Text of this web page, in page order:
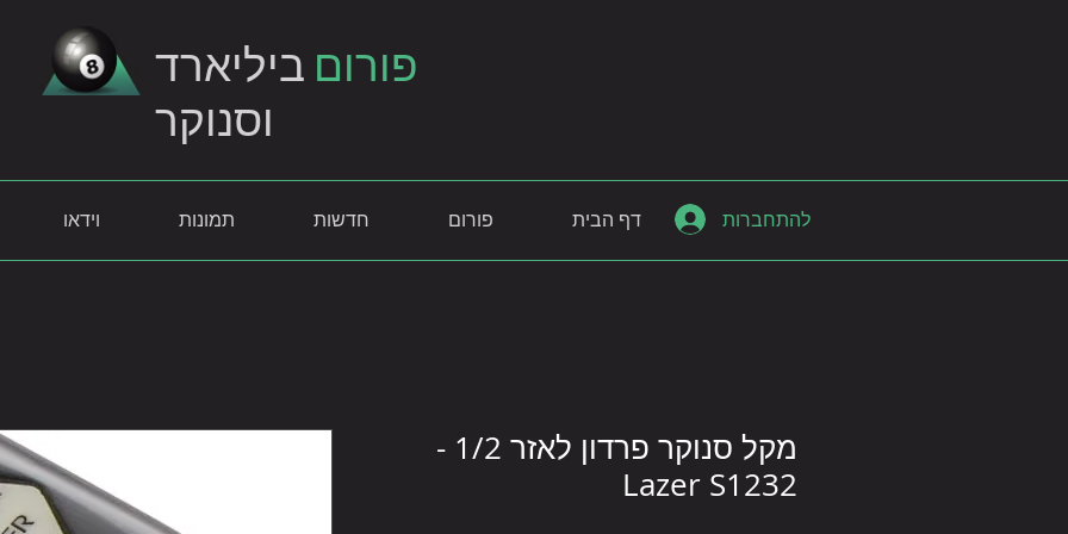
פורום ביליארד
וסנוקר
דף הבית פורום חדשות תמונות וידאו להתחברות
מקל סנוקר פרדון לאזר 1/2 -
Lazer S1232